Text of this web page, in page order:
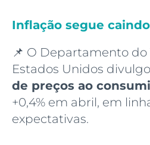
Inflação segue
📌 O Departamento do
Estados Unidos
de preços ao
+0,4% em abril, em
expectativas.